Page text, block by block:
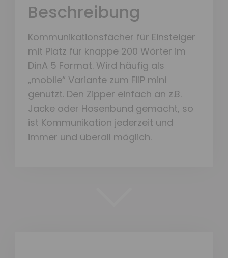
Beschreibung
Kommunikationsfächer für Einsteiger
mit Platz für knappe 200 Wörter im
DinA 5 Format. Wird häufig als
„mobile“ Variante zum FliP mini
genutzt. Den Zipper einfach an z.B.
Jacke oder Hosenbund gemacht, so
ist Kommunikation jederzeit und
immer und überall möglich.